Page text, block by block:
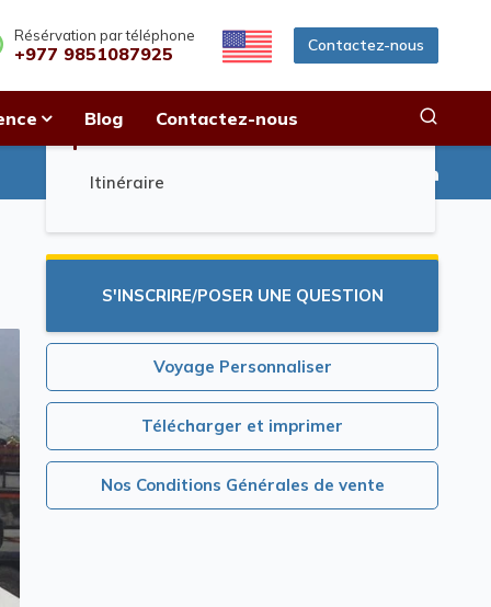
Résérvation par téléphone
+977 9851087925 Contactez-nous
Blog Contactez-nous
Facebook
Twitter
S'INSCRIRE/POSER UNE QUESTION
Voyage Personnaliser
Télécharger et imprimer
Nos Conditions Générales de vente
Itinéraire